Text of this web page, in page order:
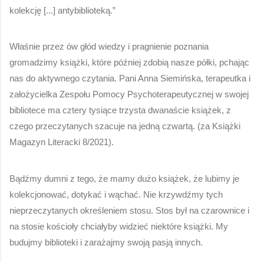
kolekcję [...] antybiblioteką.”
Właśnie przez ów głód wiedzy i pragnienie poznania
gromadzimy książki, które później zdobią nasze półki, pchając
nas do aktywnego czytania. Pani Anna Siemińska, terapeutka i
założycielka Zespołu Pomocy Psychoterapeutycznej w swojej
bibliotece ma cztery tysiące trzysta dwanaście książek, z
czego przeczytanych szacuje na jedną czwartą. (za Książki
Magazyn Literacki 8/2021).
Bądźmy dumni z tego, że mamy dużo książek, że lubimy je
kolekcjonować, dotykać i wąchać. Nie krzywdźmy tych
nieprzeczytanych określeniem stosu. Stos był na czarownice i
na stosie kościoły chciałyby widzieć niektóre książki. My
budujmy biblioteki i zarażajmy swoją pasją innych.